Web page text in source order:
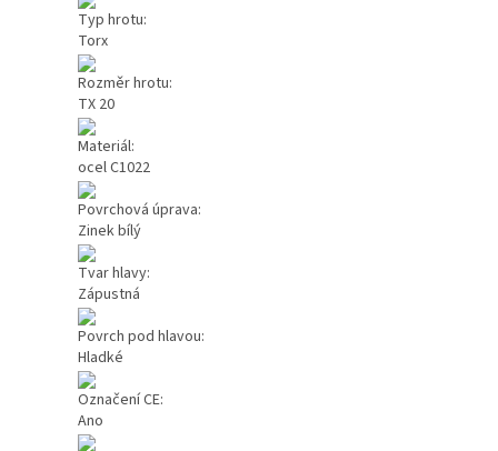
Typ hrotu:
Torx
Rozměr hrotu:
TX 20
Materiál:
ocel C1022
Povrchová úprava:
Zinek bílý
Tvar hlavy:
Zápustná
Povrch pod hlavou:
Hladké
Označení CE:
Ano